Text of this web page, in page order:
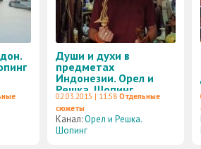
Души и духи в
предметах
Индонезии. Орел и
Решка. Шопинг
02.03.2015 | 11:58 Отдельные
сюжеты
Канал:Орел и Решка.
Шопинг